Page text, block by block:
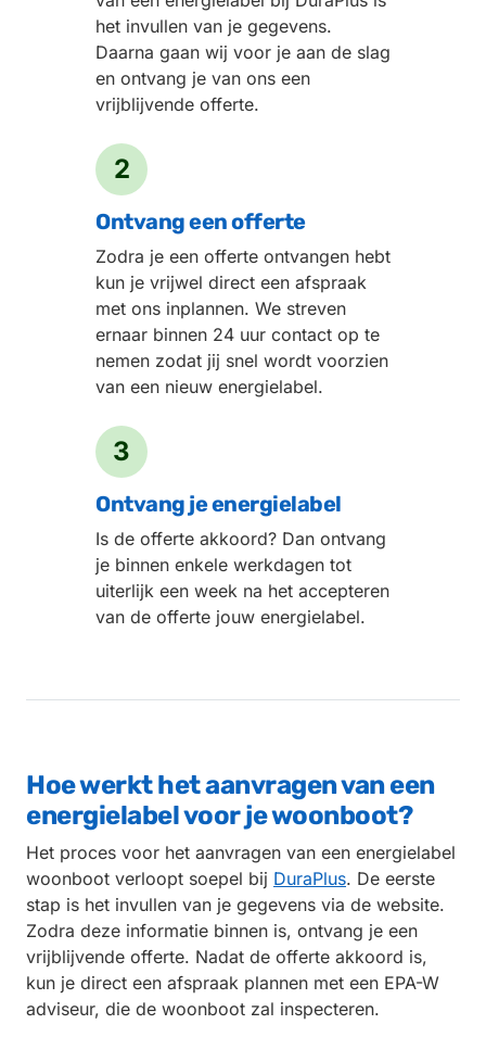
het invullen van je gegevens.
Daarna gaan wij voor je aan de slag
en ontvang je van ons een
vrijblijvende offerte.
2
Ontvang een offerte
Zodra je een offerte ontvangen hebt
kun je vrijwel direct een afspraak
met ons inplannen. We streven
ernaar binnen 24 uur contact op te
nemen zodat jij snel wordt voorzien
van een nieuw energielabel.
3
Ontvang je energielabel
Is de offerte akkoord? Dan ontvang
je binnen enkele werkdagen tot
uiterlijk een week na het accepteren
van de offerte jouw energielabel.
Hoe werkt het aanvragen van een
energielabel voor je woonboot?
Het proces voor het aanvragen van een energielabel
woonboot verloopt soepel bij DuraPlus. De eerste
stap is het invullen van je gegevens via de website.
Zodra deze informatie binnen is, ontvang je een
vrijblijvende offerte. Nadat de offerte akkoord is,
kun je direct een afspraak plannen met een EPA-W
adviseur, die de woonboot zal inspecteren.